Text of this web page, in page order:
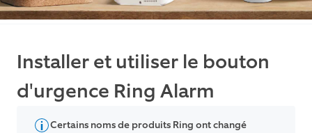
Installer et utiliser le bouton
d'urgence Ring Alarm
Certains noms de produits Ring ont changé